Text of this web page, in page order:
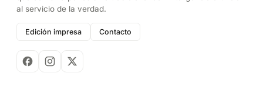
al servicio de la verdad.
Edición impresa Contacto